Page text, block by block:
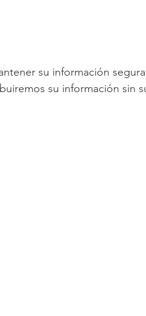
su información
su información sin